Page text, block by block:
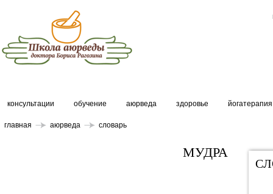
консультации обучение аюрведа здоровье йогатерапия
главная аюрведа словарь
МУДРА